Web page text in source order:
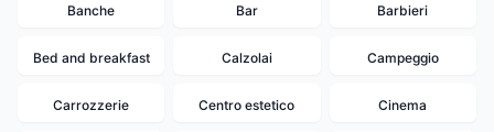
Banche Bar Barbieri
Bed and breakfast Calzolai Campeggio
Carrozzerie Centro estetico Cinema